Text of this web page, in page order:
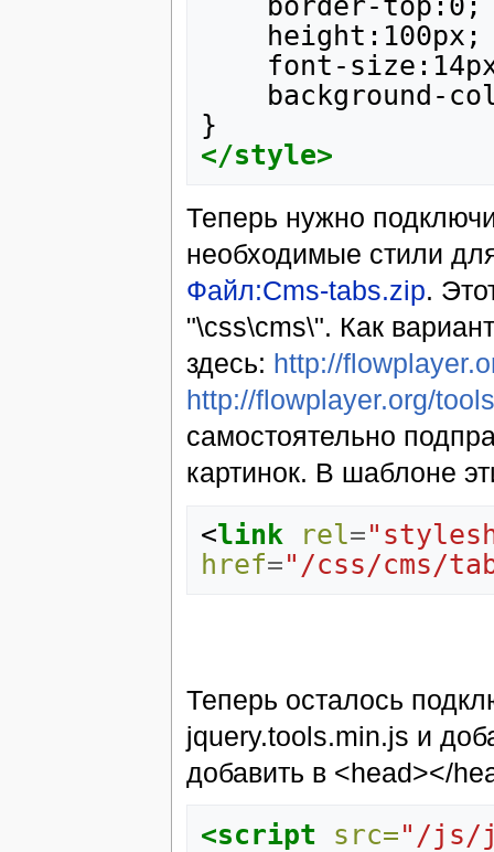
background-
</style>
Теперь нужно
необходимые стили
Файл:Cms-tabs.zip.
"\css\cms\". Как
здесь: http://
http://flowplayer.org/
самостоятельно
картинок. В шаблоне
<link rel=
href="/css/cms/
Теперь осталось
jquery.tools.min.js и
добавить в <head></
<script src="/js/